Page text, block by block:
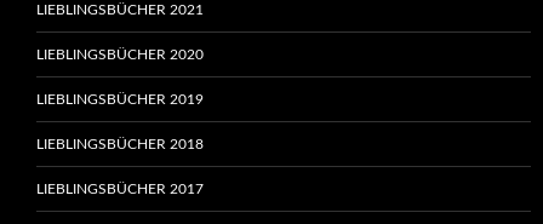
LIEBLINGSBÜCHER 2021
LIEBLINGSBÜCHER 2020
LIEBLINGSBÜCHER 2019
LIEBLINGSBÜCHER 2018
LIEBLINGSBÜCHER 2017